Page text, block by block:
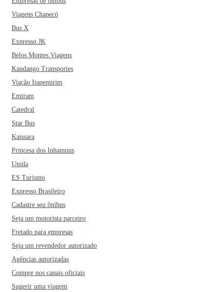
Viagens Chapecó
Bus X
Expresso JK
Belos Montes Viagens
Kandango Transportes
Viação Itapemirim
Emtram
Catedral
Star Bus
Kaissara
Princesa dos Inhamuns
Unida
ES Turismo
Expresso Brasileiro
Cadastre seu ônibus
Seja um motorista parceiro
Fretado para empresas
Seja um revendedor autorizado
Agências autorizadas
Compre nos canais oficiais
Sugerir uma viagem